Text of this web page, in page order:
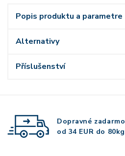
Popis produktu a parametre
Alternativy
Příslušenství
Dopravné zadarmo
od 34 EUR do 80kg